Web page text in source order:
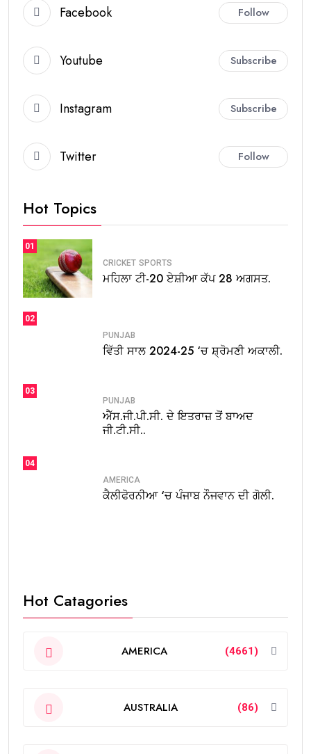
Facebook Follow
Youtube Subscribe
Instagram Subscribe
Twitter Follow
Hot Topics
01
CRICKET SPORTS
ਮਹਿਲਾ ਟੀ-20 ਏਸ਼ੀਆ ਕੱਪ 28 ਅਗਸਤ.
02
PUNJAB
ਵਿੱਤੀ ਸਾਲ 2024-25 ‘ਚ ਸ਼੍ਰੋਮਣੀ ਅਕਾਲੀ.
03
PUNJAB
ਐੱਸ.ਜੀ.ਪੀ.ਸੀ. ਦੇ ਇਤਰਾਜ਼ ਤੋਂ ਬਾਅਦ
ਜੀ.ਟੀ.ਸੀ..
04
AMERICA
ਕੈਲੀਫੋਰਨੀਆ ‘ਚ ਪੰਜਾਬ ਨੌਜਵਾਨ ਦੀ ਗੋਲੀ.
Hot Catagories
AMERICA (4661)
AUSTRALIA (86)